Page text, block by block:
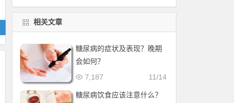
相关文章
糖尿病的症状及表现？晚期
会如何？
11/14
7,187
糖尿病饮食应该注意什么？